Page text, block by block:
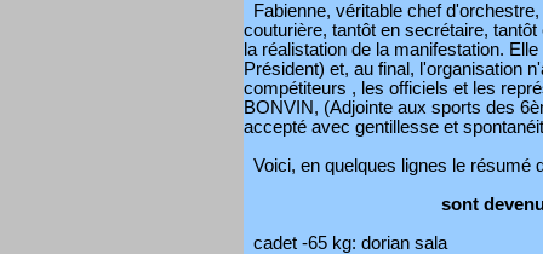
Fabienne, véritable chef
couturière, tantôt en secrétaire,
la réalistation de la manifestation.
Président) et, au final, l'organisation
compétiteurs , les officiels et les
BONVIN, (Adjointe aux sports des
accepté avec gentillesse et
Voici, en quelques lignes le résumé
sont
cadet -65 kg: dorian sala